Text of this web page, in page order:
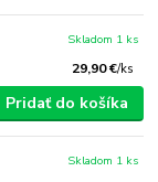
29,90 €/ks
Skladom 1 ks
Pridať do košíka
Skladom 1 ks